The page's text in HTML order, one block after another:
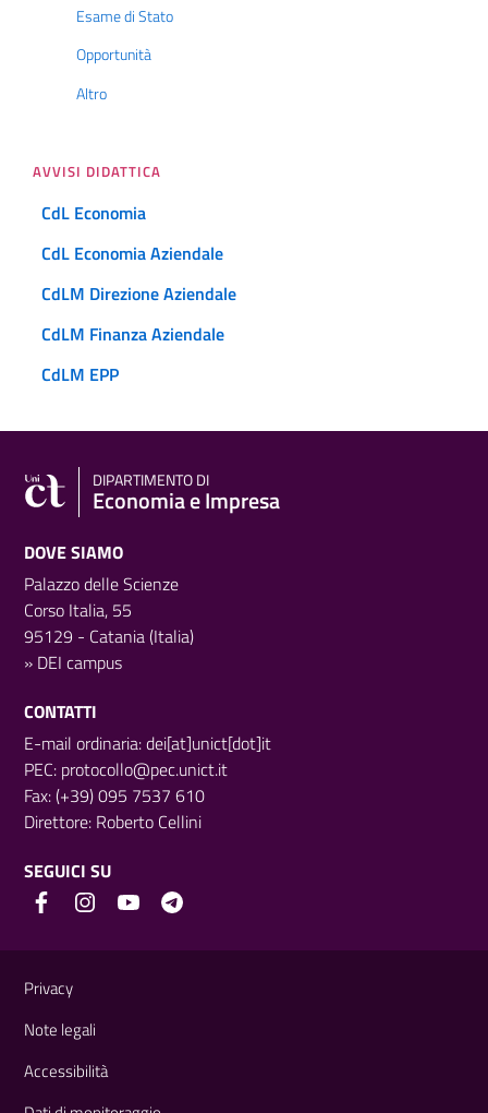
Esame di Stato
Opportunità
Altro
AVVISI DIDATTICA
CdL Economia
CdL Economia Aziendale
CdLM Direzione Aziendale
CdLM Finanza Aziendale
CdLM EPP
DIPARTIMENTO DI
Economia e Impresa
DOVE SIAMO
Palazzo delle Scienze
Corso Italia, 55
95129 - Catania (Italia)
» DEI campus
CONTATTI
E-mail ordinaria: dei[at]unict[dot]it
PEC: protocollo@pec.unict.it
Fax: (+39) 095 7537 610
Direttore: Roberto Cellini
SEGUICI SU
Privacy
Note legali
Accessibilità